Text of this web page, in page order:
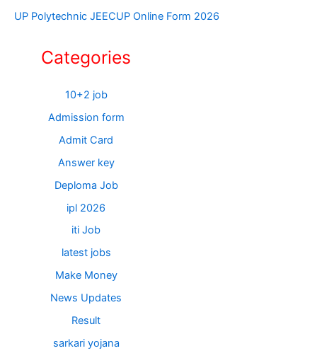
UP Polytechnic JEECUP Online Form 2026
Categories
10+2 job
Admission form
Admit Card
Answer key
Deploma Job
ipl 2026
iti Job
latest jobs
Make Money
News Updates
Result
sarkari yojana